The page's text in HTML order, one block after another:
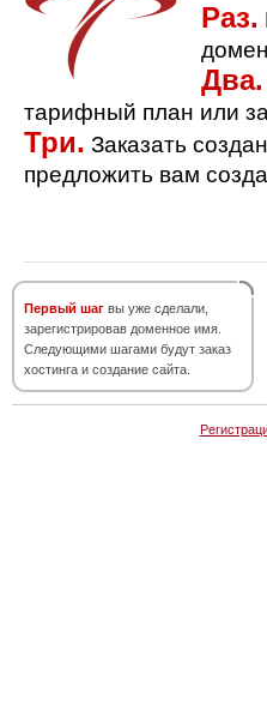
Раз.
Два.
тарифный план или
Три. Заказать
предложить вам
Первый шаг вы уже сделали,
зарегистрировав доменное имя.
Следующими шагами будут заказ
хостинга и создание сайта.